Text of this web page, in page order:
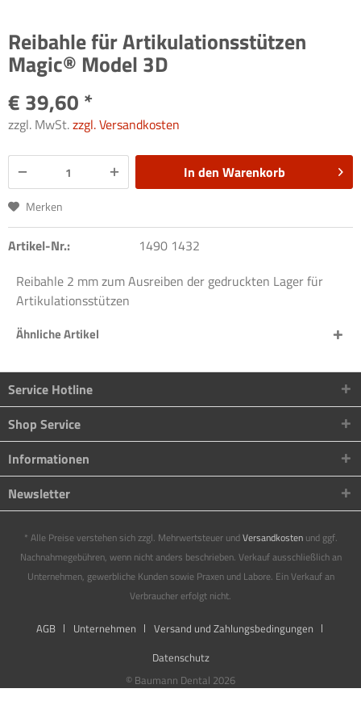
Reibahle für Artikulationsstützen
Magic® Model 3D
€ 39,60 *
zzgl. MwSt.zzgl. Versandkosten
In den Warenkorb
Merken
Artikel-Nr.:
1490 1432
Reibahle 2 mm zum Ausreiben der gedruckten Lager für
Artikulationsstützen
Ähnliche Artikel
Service Hotline
Shop Service
Informationen
Newsletter
* Alle Preise verstehen sich zzgl. Mehrwertsteuer undVersandkostenund ggf.
Nachnahmegebühren, wenn nicht anders beschrieben. Verkauf ausschließlich an
Unternehmen, gewerbliche Kunden sowie Praxen und Labore. Ein Verkauf an
Verbraucher erfolgt nicht.
AGB Unternehmen
Versand und Zahlungsbedingungen
Datenschutz
© Baumann Dental 2026